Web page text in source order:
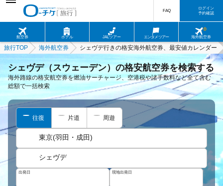
航空券 ホテル JALツアー エンタメツアー 海外航空券
FAQ
ログイン
予約確認
旅行TOP 海外航空券 シェヴデ行きの格安海外航空券、最安値カレンダー
シェヴデ（スウェーデン）の格安航空券を検索する
海外路線の格安航空券を燃油サーチャージ、空港税や諸手数料など全て含む
総額で一括検索
往復 片道 周遊
東京(羽田・成田)
シェヴデ
出発日 現地出発日